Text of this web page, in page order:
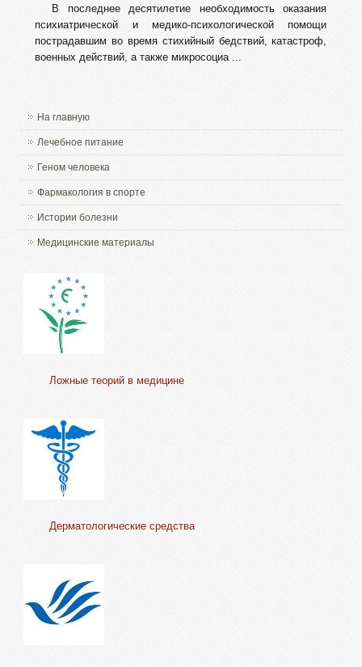
В последнее десятилетие необходимость оказания
психиатрической и медико-психологической помощи
пострадавшим во время стихийный бедствий, катастроф,
военных действий, а также микросоциа ...
На главную
Лечебное питание
Геном человека
Фармакология в спорте
Истории болезни
Медицинские материалы
Ложные теорий в медицине
Дерматологические средства